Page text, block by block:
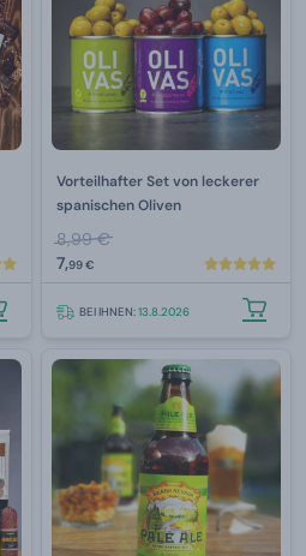
Vorteilhafter Set von leckerer
spanischen Oliven
8,99 €
7,99 €
BEI IHNEN:13.8.2026